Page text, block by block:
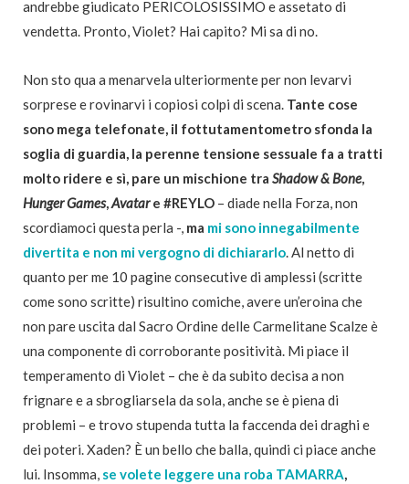
andrebbe giudicato PERICOLOSISSIMO e assetato di
vendetta. Pronto, Violet? Hai capito? Mi sa di no.
Non sto qua a menarvela ulteriormente per non levarvi
sorprese e rovinarvi i copiosi colpi di scena. Tante cose
sono mega telefonate, il fottutamentometro sfonda la
soglia di guardia, la perenne tensione sessuale fa a tratti
molto ridere e sì, pare un mischione tra Shadow & Bone,
Hunger Games,Avatare #REYLO – diade nella Forza, non
scordiamoci questa perla -, ma mi sono innegabilmente
divertita e non mi vergogno di dichiararlo. Al netto di
quanto per me 10 pagine consecutive di amplessi (scritte
come sono scritte) risultino comiche, avere un’eroina che
non pare uscita dal Sacro Ordine delle Carmelitane Scalze è
una componente di corroborante positività. Mi piace il
temperamento di Violet – che è da subito decisa a non
frignare e a sbrogliarsela da sola, anche se è piena di
problemi – e trovo stupenda tutta la faccenda dei draghi e
dei poteri. Xaden? È un bello che balla, quindi ci piace anche
lui. Insomma, se volete leggere una roba TAMARRA,